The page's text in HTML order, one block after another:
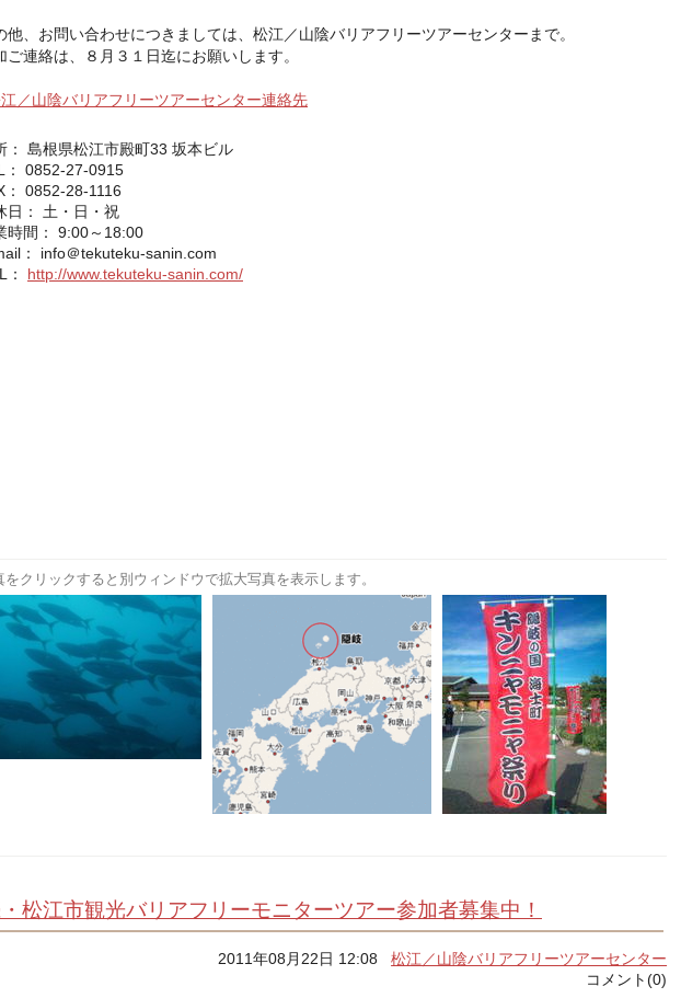
他、お問い合わせにつきましては、松江／山陰バリアフリーツアーセンターまで。
ご連絡は、８月３１日迄にお願いします。
／山陰バリアフリーツアーセンター連絡先
： 島根県松江市殿町33 坂本ビル
： 0852-27-0915
： 0852-28-1116
日： 土・日・祝
時間： 9:00～18:00
： info＠tekuteku-sanin.com
： http://www.tekuteku-sanin.com/
をクリックすると別ウィンドウで拡大写真を表示します。
松江市観光バリアフリーモニターツアー参加者募集中！
2011年08月22日 12:08松江／山陰バリアフリーツアーセンター
コメント(0)